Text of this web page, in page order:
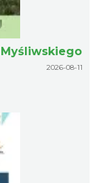
2026-08-11